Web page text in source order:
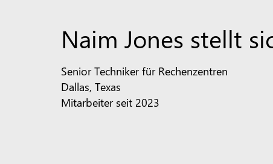
Naim Jones stellt
Senior Techniker für Rechenzentren
Dallas, Texas
Mitarbeiter seit 2023